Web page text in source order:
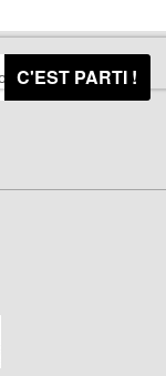
C'EST PARTI !